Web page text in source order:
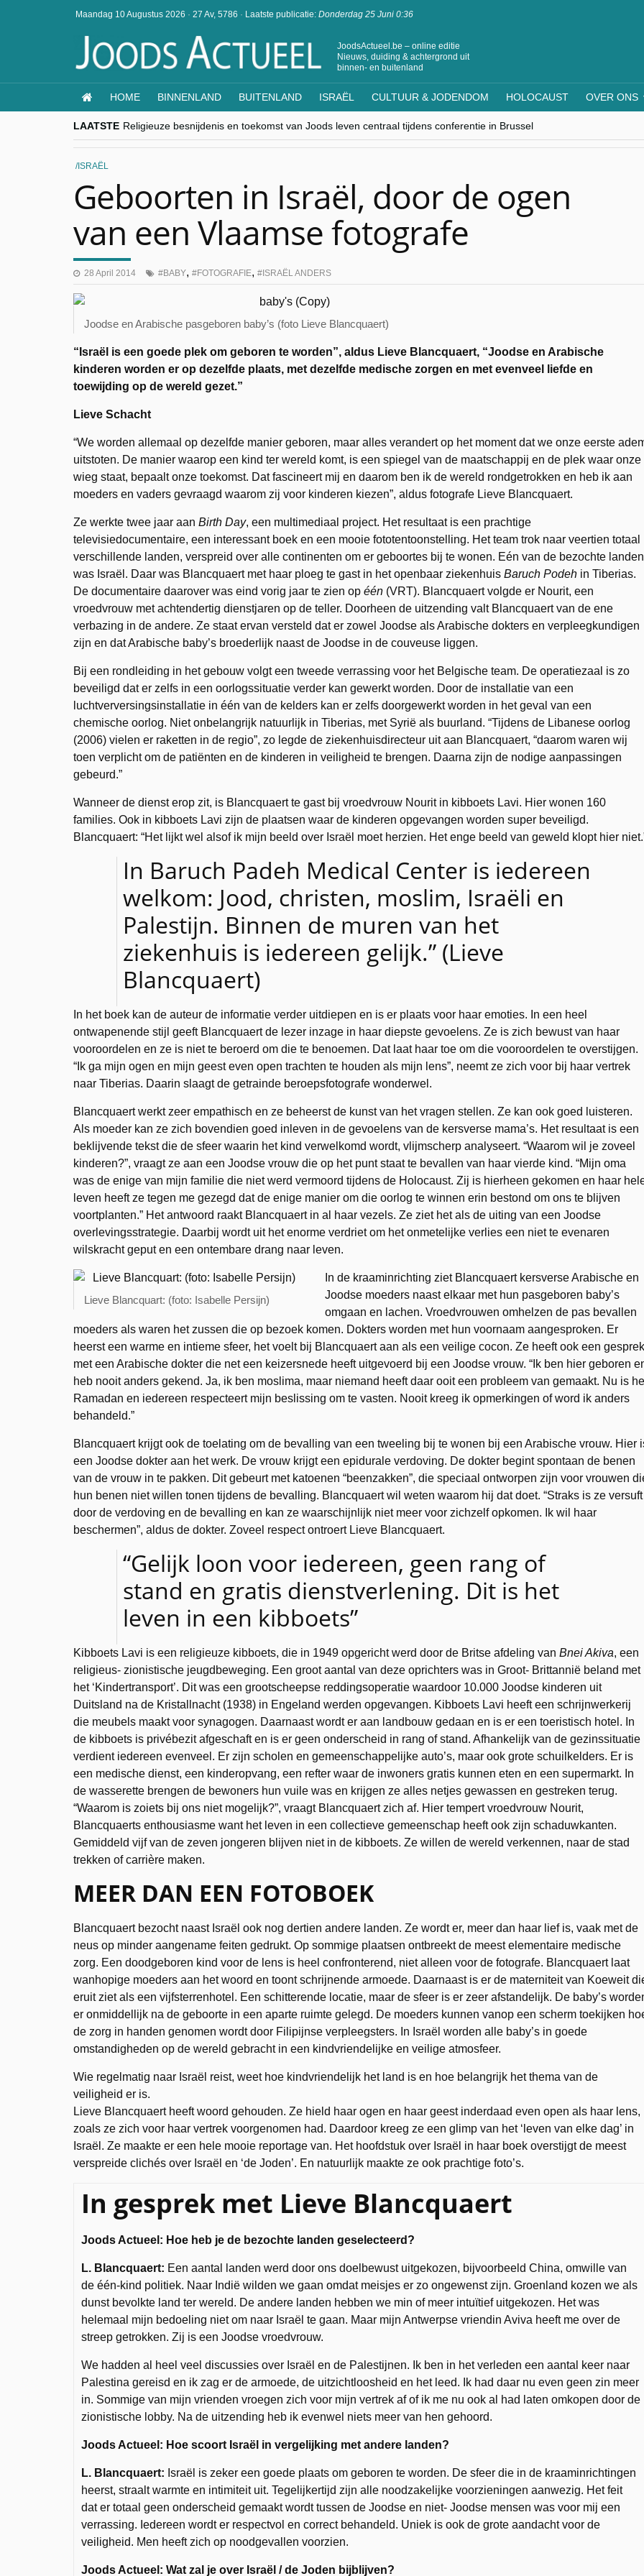
Maandag 10 Augustus 2026 · 27 Av, 5786 · Laatste publicatie: Donderdag 25 Juni 0:36
JoodsActueel.be – online editie
Nieuws, duiding & achtergrond uit
binnen- en buitenland
HOME BINNENLAND BUITENLAND ISRAËL CULTUUR & JODENDOM HOLOCAUST OVER ONS
LAATSTE Religieuze besnijdenis en toekomst van Joods leven centraal tijdens conferentie in Brussel
“Besnijdenisdebat toont hoe moeilijk seculiere Westen minderheden begrijpt”, Jinnih Beels (Vooruit)
CITYTRIP | ROEMENIË – Boekarest: de verrassing van Oost-Europa
ISRAËL
Geboorten in Israël, door de ogen
van een Vlaamse fotografe
28 April 2014 BABY, FOTOGRAFIE, ISRAËL ANDERS
Joodse en Arabische pasgeboren baby’s (foto Lieve Blancquaert)
“Israël is een goede plek om geboren te worden”, aldus Lieve Blancquaert, “Joodse en Arabische
kinderen worden er op dezelfde plaats, met dezelfde medische zorgen en met evenveel liefde en
toewijding op de wereld gezet.”
Lieve Schacht
“We worden allemaal op dezelfde manier geboren, maar alles verandert op het moment dat we onze eerste
uitstoten. De manier waarop een kind ter wereld komt, is een spiegel van de maatschappij en de plek waar onze
wieg staat, bepaalt onze toekomst. Dat fascineert mij en daarom ben ik de wereld rondgetrokken en heb ik aan
moeders en vaders gevraagd waarom zij voor kinderen kiezen”, aldus fotografe Lieve Blancquaert.
Ze werkte twee jaar aan Birth Day, een multimediaal project. Het resultaat is een prachtige
televisiedocumentaire, een interessant boek en een mooie fototentoonstelling. Het team trok naar veertien totaal
verschillende landen, verspreid over alle continenten om er geboortes bij te wonen. Eén van de bezochte landen
was Israël. Daar was Blancquaert met haar ploeg te gast in het openbaar ziekenhuis Baruch Podeh in Tiberias.
De documentaire daarover was eind vorig jaar te zien op één (VRT). Blancquaert volgde er Nourit, een
vroedvrouw met achtendertig dienstjaren op de teller. Doorheen de uitzending valt Blancquaert van de ene
verbazing in de andere. Ze staat ervan versteld dat er zowel Joodse als Arabische dokters en verpleegkundigen
zijn en dat Arabische baby’s broederlijk naast de Joodse in de couveuse liggen.
Bij een rondleiding in het gebouw volgt een tweede verrassing voor het Belgische team. De operatiezaal is zo
beveiligd dat er zelfs in een oorlogssituatie verder kan gewerkt worden. Door de installatie van een
luchtverversingsinstallatie in één van de kelders kan er zelfs doorgewerkt worden in het geval van een
chemische oorlog. Niet onbelangrijk natuurlijk in Tiberias, met Syrië als buurland. “Tijdens de Libanese oorlog
(2006) vielen er raketten in de regio”, zo legde de ziekenhuisdirecteur uit aan Blancquaert, “daarom waren wij
toen verplicht om de patiënten en de kinderen in veiligheid te brengen. Daarna zijn de nodige aanpassingen
gebeurd.”
Wanneer de dienst erop zit, is Blancquaert te gast bij vroedvrouw Nourit in kibboets Lavi. Hier wonen 160
families. Ook in kibboets Lavi zijn de plaatsen waar de kinderen opgevangen worden super beveiligd.
Blancquaert: “Het lijkt wel alsof ik mijn beeld over Israël moet herzien. Het enge beeld van geweld klopt hier
In Baruch Padeh Medical Center is iedereen
welkom: Jood, christen, moslim, Israëli en
Palestijn. Binnen de muren van het
ziekenhuis is iedereen gelijk.” (Lieve
Blancquaert)
In het boek kan de auteur de informatie verder uitdiepen en is er plaats voor haar emoties. In een heel
ontwapenende stijl geeft Blancquaert de lezer inzage in haar diepste gevoelens. Ze is zich bewust van haar
vooroordelen en ze is niet te beroerd om die te benoemen. Dat laat haar toe om die vooroordelen te overstijgen.
“Ik ga mijn ogen en mijn geest even open trachten te houden als mijn lens”, neemt ze zich voor bij haar vertrek
naar Tiberias. Daarin slaagt de getrainde beroepsfotografe wonderwel.
Blancquaert werkt zeer empathisch en ze beheerst de kunst van het vragen stellen. Ze kan ook goed luisteren.
Als moeder kan ze zich bovendien goed inleven in de gevoelens van de kersverse mama’s. Het resultaat is een
beklijvende tekst die de sfeer waarin het kind verwelkomd wordt, vlijmscherp analyseert. “Waarom wil je zoveel
kinderen?”, vraagt ze aan een Joodse vrouw die op het punt staat te bevallen van haar vierde kind. “Mijn oma
was de enige van mijn familie die niet werd vermoord tijdens de Holocaust. Zij is hierheen gekomen en haar
leven heeft ze tegen me gezegd dat de enige manier om die oorlog te winnen erin bestond om ons te blijven
voortplanten.” Het antwoord raakt Blancquaert in al haar vezels. Ze ziet het als de uiting van een Joodse
overlevingsstrategie. Daarbij wordt uit het enorme verdriet om het onmetelijke verlies een niet te evenaren
wilskracht geput en een ontembare drang naar leven.
Lieve Blancquart: (foto: Isabelle Persijn)
In de kraaminrichting ziet Blancquaert kersverse Arabische en
Joodse moeders naast elkaar met hun pasgeboren baby’s
omgaan en lachen. Vroedvrouwen omhelzen de pas bevallen
moeders als waren het zussen die op bezoek komen. Dokters worden met hun voornaam aangesproken. Er
heerst een warme en intieme sfeer, het voelt bij Blancquaert aan als een veilige cocon. Ze heeft ook een gesprek
met een Arabische dokter die net een keizersnede heeft uitgevoerd bij een Joodse vrouw. “Ik ben hier geboren
heb nooit anders gekend. Ja, ik ben moslima, maar niemand heeft daar ooit een probleem van gemaakt. Nu is
Ramadan en iedereen respecteert mijn beslissing om te vasten. Nooit kreeg ik opmerkingen of word ik anders
behandeld.”
Blancquaert krijgt ook de toelating om de bevalling van een tweeling bij te wonen bij een Arabische vrouw. Hier
een Joodse dokter aan het werk. De vrouw krijgt een epidurale verdoving. De dokter begint spontaan de benen
van de vrouw in te pakken. Dit gebeurt met katoenen “beenzakken”, die speciaal ontworpen zijn voor vrouwen
hun benen niet willen tonen tijdens de bevalling. Blancquaert wil weten waarom hij dat doet. “Straks is ze versuft
door de verdoving en de bevalling en kan ze waarschijnlijk niet meer voor zichzelf opkomen. Ik wil haar
beschermen”, aldus de dokter. Zoveel respect ontroert Lieve Blancquaert.
“Gelijk loon voor iedereen, geen rang of
stand en gratis dienstverlening. Dit is het
leven in een kibboets”
Kibboets Lavi is een religieuze kibboets, die in 1949 opgericht werd door de Britse afdeling van Bnei Akiva, een
religieus- zionistische jeugdbeweging. Een groot aantal van deze oprichters was in Groot- Brittannië beland met
het ‘Kindertransport’. Dit was een grootscheepse reddingsoperatie waardoor 10.000 Joodse kinderen uit
Duitsland na de Kristallnacht (1938) in Engeland werden opgevangen. Kibboets Lavi heeft een schrijnwerkerij
die meubels maakt voor synagogen. Daarnaast wordt er aan landbouw gedaan en is er een toeristisch hotel. In
de kibboets is privébezit afgeschaft en is er geen onderscheid in rang of stand. Afhankelijk van de gezinssituatie
verdient iedereen evenveel. Er zijn scholen en gemeenschappelijke auto’s, maar ook grote schuilkelders. Er is
een medische dienst, een kinderopvang, een refter waar de inwoners gratis kunnen eten en een supermarkt. In
de wasserette brengen de bewoners hun vuile was en krijgen ze alles netjes gewassen en gestreken terug.
“Waarom is zoiets bij ons niet mogelijk?”, vraagt Blancquaert zich af. Hier tempert vroedvrouw Nourit,
Blancquaerts enthousiasme want het leven in een collectieve gemeenschap heeft ook zijn schaduwkanten.
Gemiddeld vijf van de zeven jongeren blijven niet in de kibboets. Ze willen de wereld verkennen, naar de stad
trekken of carrière maken.
MEER DAN EEN FOTOBOEK
Blancquaert bezocht naast Israël ook nog dertien andere landen. Ze wordt er, meer dan haar lief is, vaak met de
neus op minder aangename feiten gedrukt. Op sommige plaatsen ontbreekt de meest elementaire medische
zorg. Een doodgeboren kind voor de lens is heel confronterend, niet alleen voor de fotografe. Blancquaert laat
wanhopige moeders aan het woord en toont schrijnende armoede. Daarnaast is er de materniteit van Koeweit
eruit ziet als een vijfsterrenhotel. Een schitterende locatie, maar de sfeer is er zeer afstandelijk. De baby’s
er onmiddellijk na de geboorte in een aparte ruimte gelegd. De moeders kunnen vanop een scherm toekijken
de zorg in handen genomen wordt door Filipijnse verpleegsters. In Israël worden alle baby’s in goede
omstandigheden op de wereld gebracht in een kindvriendelijke en veilige atmosfeer.
Wie regelmatig naar Israël reist, weet hoe kindvriendelijk het land is en hoe belangrijk het thema van de
veiligheid er is.
Lieve Blancquaert heeft woord gehouden. Ze hield haar ogen en haar geest inderdaad even open als haar lens,
zoals ze zich voor haar vertrek voorgenomen had. Daardoor kreeg ze een glimp van het ‘leven van elke dag’ in
Israël. Ze maakte er een hele mooie reportage van. Het hoofdstuk over Israël in haar boek overstijgt de meest
verspreide clichés over Israël en ‘de Joden’. En natuurlijk maakte ze ook prachtige foto’s.
In gesprek met Lieve Blancquaert
Joods Actueel: Hoe heb je de bezochte landen geselecteerd?
L. Blancquaert: Een aantal landen werd door ons doelbewust uitgekozen, bijvoorbeeld China, omwille van
de één-kind politiek. Naar Indië wilden we gaan omdat meisjes er zo ongewenst zijn. Groenland kozen we als
dunst bevolkte land ter wereld. De andere landen hebben we min of meer intuïtief uitgekozen. Het was
helemaal mijn bedoeling niet om naar Israël te gaan. Maar mijn Antwerpse vriendin Aviva heeft me over de
streep getrokken. Zij is een Joodse vroedvrouw.
We hadden al heel veel discussies over Israël en de Palestijnen. Ik ben in het verleden een aantal keer naar
Palestina gereisd en ik zag er de armoede, de uitzichtloosheid en het leed. Ik had daar nu even geen zin meer
in. Sommige van mijn vrienden vroegen zich voor mijn vertrek af of ik me nu ook al had laten omkopen door de
zionistische lobby. Na de uitzending heb ik evenwel niets meer van hen gehoord.
Joods Actueel: Hoe scoort Israël in vergelijking met andere landen?
L. Blancquaert: Israël is zeker een goede plaats om geboren te worden. De sfeer die in de kraaminrichtingen
heerst, straalt warmte en intimiteit uit. Tegelijkertijd zijn alle noodzakelijke voorzieningen aanwezig. Het feit
dat er totaal geen onderscheid gemaakt wordt tussen de Joodse en niet- Joodse mensen was voor mij een
verrassing. Iedereen wordt er respectvol en correct behandeld. Uniek is ook de grote aandacht voor de
veiligheid. Men heeft zich op noodgevallen voorzien.
Joods Actueel: Wat zal je over Israël / de Joden bijblijven?